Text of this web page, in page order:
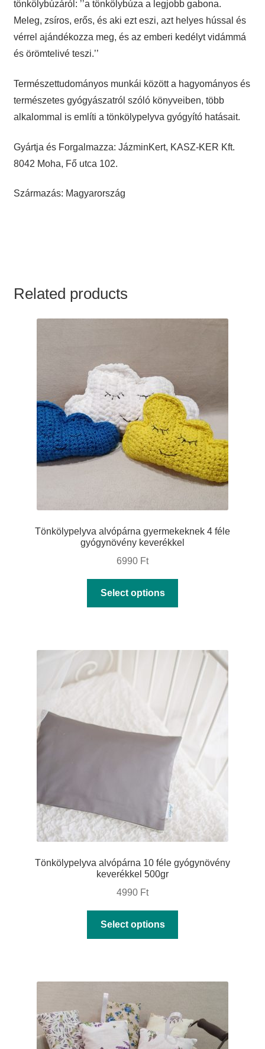
tönkölybúzáról: ’’a tönkölybúza a legjobb gabona.
Meleg, zsíros, erős, és aki ezt eszi, azt helyes hússal és
vérrel ajándékozza meg, és az emberi kedélyt vidámmá
és örömtelivé teszi.’’
Természettudományos munkái között a hagyományos és
természetes gyógyászatról szóló könyveiben, több
alkalommal is említi a tönkölypelyva gyógyító hatásait.
Gyártja és Forgalmazza: JázminKert, KASZ-KER Kft.
8042 Moha, Fő utca 102.
Származás: Magyarország
Related products
Tönkölypelyva alvópárna gyermekeknek 4 féle
gyógynövény keverékkel
6990 Ft
Select options
variants.
options
may
be
chosen
on
product
Tönkölypelyva alvópárna 10 féle gyógynövény
keverékkel 500gr
4990 Ft
Select options
variants.
options
may